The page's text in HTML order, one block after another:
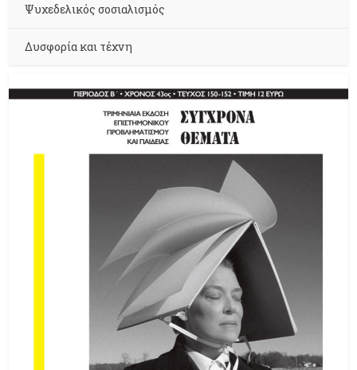
Ψυχεδελικός σοσιαλισμός
Δυσφορία και τέχνη